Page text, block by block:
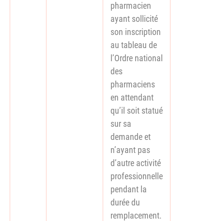
pharmacien
ayant sollicité
son inscription
au tableau de
l’Ordre national
des
pharmaciens
en attendant
qu’il soit statué
sur sa
demande et
n’ayant pas
d’autre activité
professionnelle
pendant la
durée du
remplacement.